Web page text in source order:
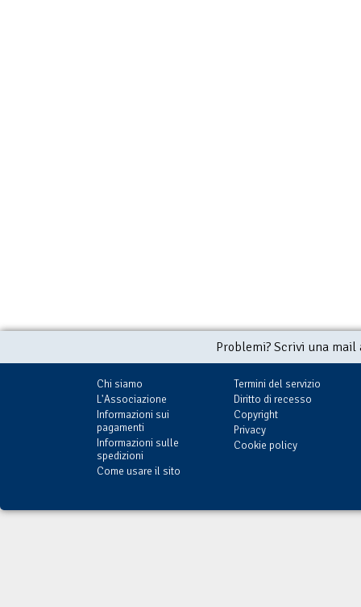
Problemi? Scrivi una
Chi siamo
L'Associazione
Informazioni sui
pagamenti
Informazioni sulle
spedizioni
Come usare il sito
Termini del servizio
Diritto di recesso
Copyright
Privacy
Cookie policy